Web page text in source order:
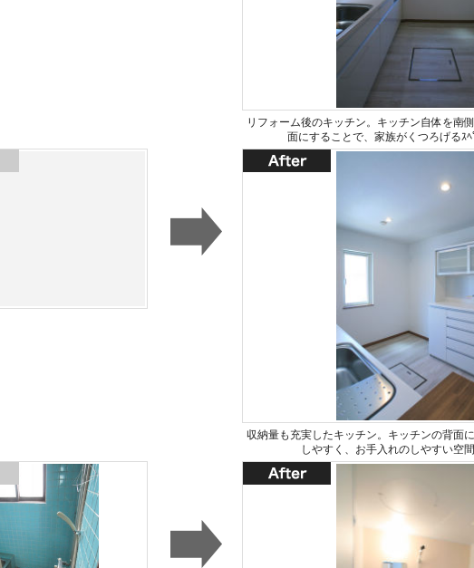
リフォーム後のキッチン。キッチン自体を南
面にすることで、家族がくつろげるｽ
収納量も充実したキッチン。キッチンの背面
しやすく、お手入れのしやすい空